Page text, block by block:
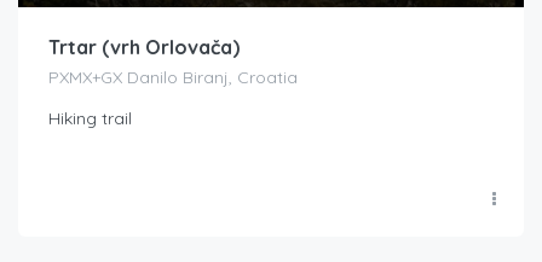
Trtar (vrh Orlovača)
PXMX+GX Danilo Biranj, Croatia
Hiking trail